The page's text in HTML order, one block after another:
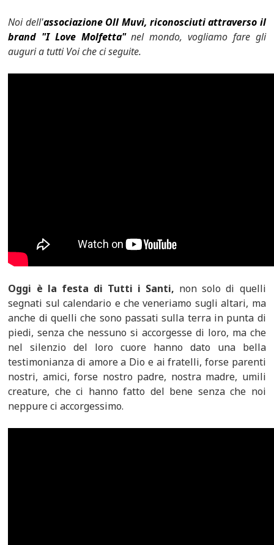
Noi dell'associazione Oll Muvi, riconosciuti attraverso il
brand "I Love Molfetta"nel mondo, vogliamo fare gli
auguri a tutti Voi che ci seguite.
Oggi è la festa di Tutti i Santi, non solo di quelli
segnati sul calen­dario e che veneriamo sugli alta­ri, ma
anche di quelli che sono passati sulla terra in punta di
pie­di, senza che nessuno si accor­gesse di loro, ma che
nel silenzio del loro cuore hanno dato una bella
testimonianza di amore a Dio e ai fratelli, forse parenti
no­stri, amici, forse nostro padre, nostra madre, umili
creature, che ci hanno fatto del bene senza che noi
neppure ci accorgessimo.